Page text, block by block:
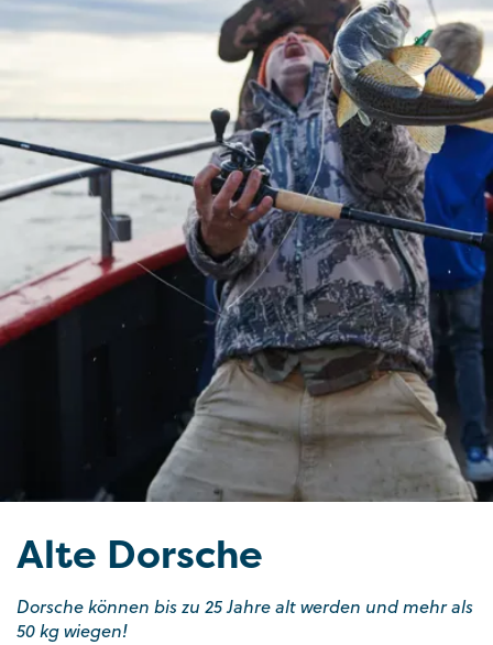
Alte Dorsche
Dorsche können bis zu 25 Jahre alt werden und mehr als
50 kg wiegen!